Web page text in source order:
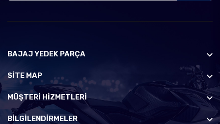
BAJAJ YEDEK PARÇA
SİTE MAP
MÜŞTERI HIZMETLERI
BILGILENDIRMELER